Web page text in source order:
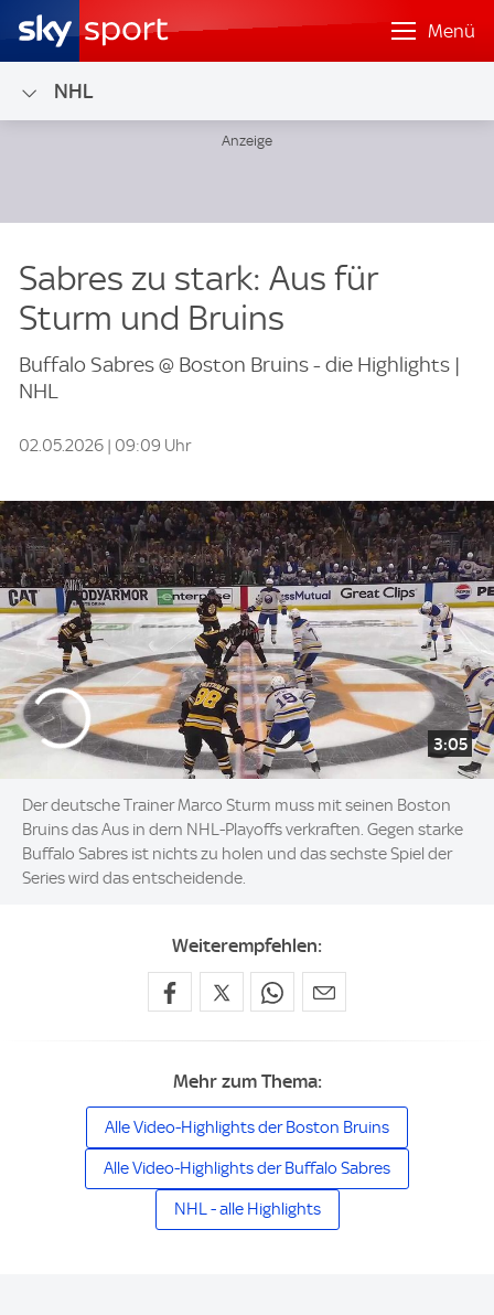
Menü
NHL
Sabres zu stark: Aus für
Sturm und Bruins
Buffalo Sabres @ Boston Bruins - die Highlights |
NHL
02.05.2026 | 09:09 Uhr
3:05
Der deutsche Trainer Marco Sturm muss mit seinen Boston
Bruins das Aus in dern NHL-Playoffs verkraften. Gegen starke
Buffalo Sabres ist nichts zu holen und das sechste Spiel der
Series wird das entscheidende.
Weiterempfehlen:
Mehr zum Thema:
Alle Video-Highlights der Boston Bruins
Alle Video-Highlights der Buffalo Sabres
NHL - alle Highlights